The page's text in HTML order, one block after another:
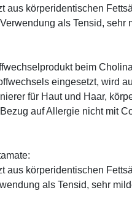
aus körperidentischen
als Tensid, sehr
beim
eingesetzt, wird
für Haut und Haar,
auf Allergie nicht mit
aus körperidentischen
als Tensid, sehr